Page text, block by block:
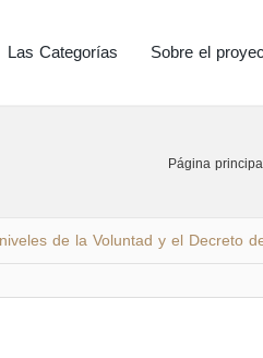
Las Categorías Sobre el
Página
de la Voluntad y el Decreto